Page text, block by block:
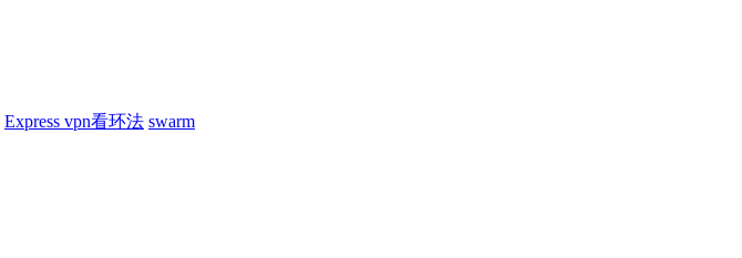
Express vpn看环法 swarm